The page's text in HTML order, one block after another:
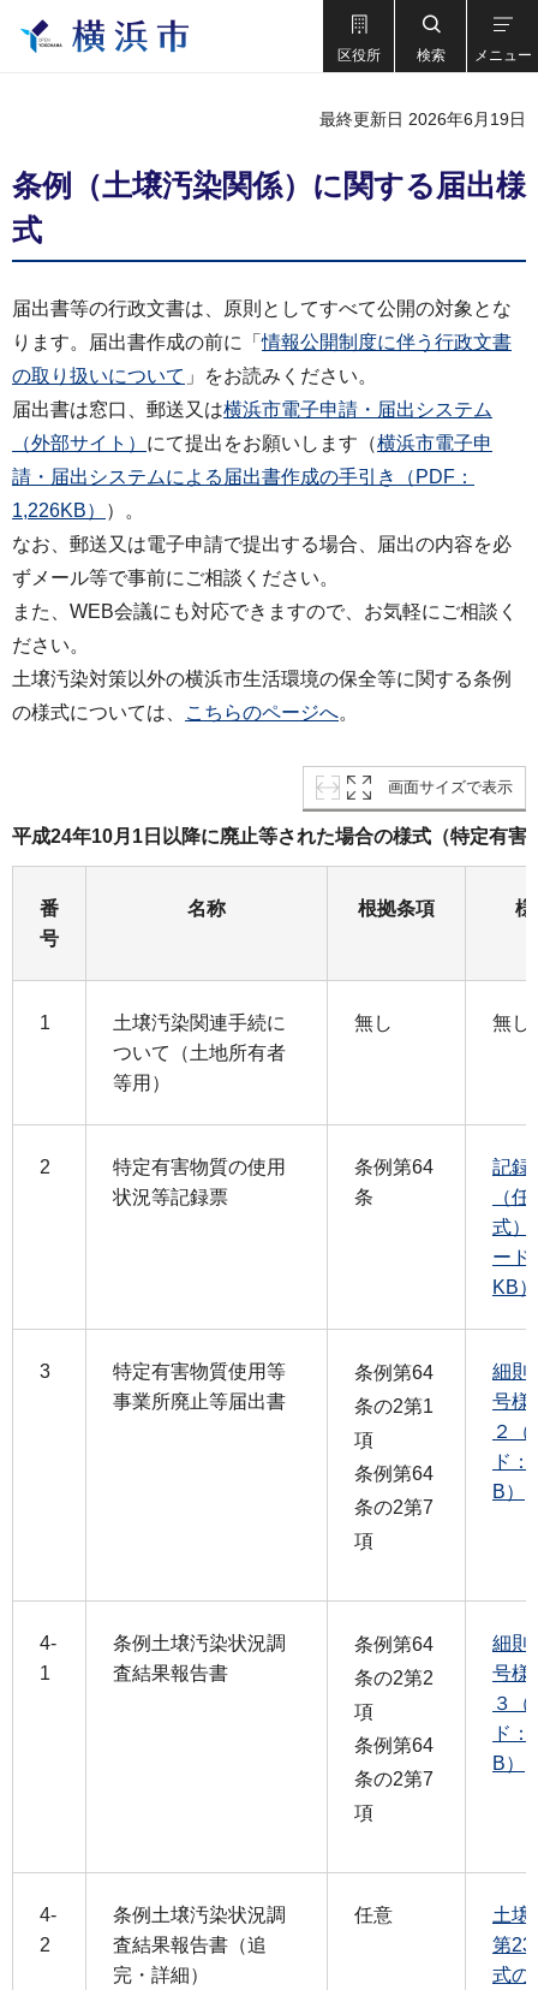
区役所 検索 メニュー
最終更新日 2026年6月19日
条例（土壌汚染関係）に関する届出様
式
届出書等の行政文書は、原則としてすべて公開の対象とな
ります。届出書作成の前に「情報公開制度に伴う行政文書
の取り扱いについて 」をお読みください。
届出書は窓口、郵送又は横浜市電子申請・届出システム
（外部サイト） にて提出をお願いします（横浜市電子申
請・届出システムによる届出書作成の手引き（PDF：
1,226KB）
）。
なお、郵送又は電子申請で提出する場合、届出の内容を必
ずメール等で事前にご相談ください。
また、WEB会議にも対応できますので、お気軽にご相談く
ださい。
土壌汚染対策以外の横浜市生活環境の保全等に関する条例
の様式については、
こちらのページへ。
画面サイズで表示
平成24年10月1日以降に廃止等された場合の様式（特定有害
番
号
名称 根拠条項 様
1
土壌汚染関連手続に
ついて（土地所有者
等用）
無し 無し
2
特定有害物質の使用
状況等記録票
条例第64
条
記録
（
式）
ード
KB）
3
特定有害物質使用等
事業所廃止等届出書
条例第64
条の2第1
項
条例第64
条の2第7
項
細則
号様
２（
ド：
B）
4-
1
条例土壌汚染状況調
査結果報告書
条例第64
条の2第2
項
条例第64
条の2第7
項
細則
号様
３（
ド：
B）
4-
2
条例土壌汚染状況調
査結果報告書（追
完・詳細）
任意
土壌
第23
式の